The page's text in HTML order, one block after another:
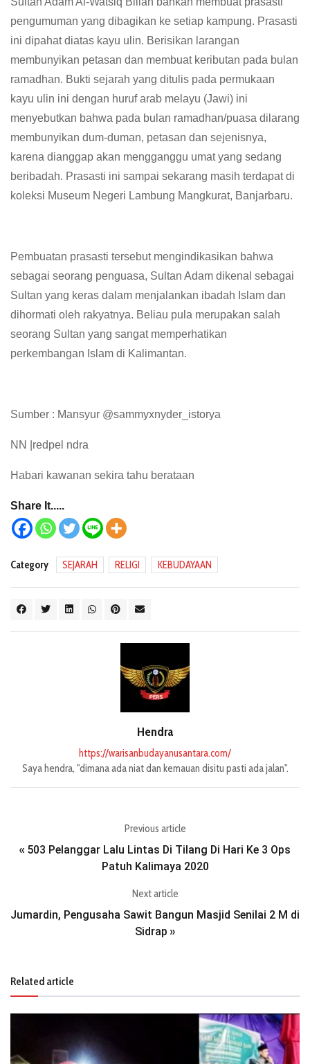
pengumuman yang dibagikan ke setiap kampung. Prasasti
ini dipahat diatas kayu ulin. Berisikan larangan
membunyikan petasan dan membuat keributan pada bulan
ramadhan. Bukti sejarah yang ditulis pada permukaan
kayu ulin ini dengan huruf arab melayu (Jawi) ini
menyebutkan bahwa pada bulan ramadhan/puasa dilarang
membunyikan dum-duman, petasan dan sejenisnya,
karena dianggap akan mengganggu umat yang sedang
beribadah. Prasasti ini sampai sekarang masih terdapat di
koleksi Museum Negeri Lambung Mangkurat, Banjarbaru.
Pembuatan prasasti tersebut mengindikasikan bahwa
sebagai seorang penguasa, Sultan Adam dikenal sebagai
Sultan yang keras dalam menjalankan ibadah Islam dan
dihormati oleh rakyatnya. Beliau pula merupakan salah
seorang Sultan yang sangat memperhatikan
perkembangan Islam di Kalimantan.
Sumber : Mansyur @sammyxnyder_istorya
NN |redpel ndra
Habari kawanan sekira tahu berataan
Share It.....
Category SEJARAH RELIGI KEBUDAYAAN
Hendra
https://warisanbudayanusantara.com/
Saya hendra, "dimana ada niat dan kemauan disitu pasti ada jalan".
Previous article
« 503 Pelanggar Lalu Lintas Di Tilang Di Hari Ke 3 Ops
Patuh Kalimaya 2020
Next article
Jumardin, Pengusaha Sawit Bangun Masjid Senilai 2 M di
Sidrap »
Related article